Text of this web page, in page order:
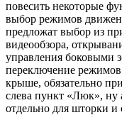
повесить некоторые
выбор режимов
предложат выбор из
видеообзора,
управления боковыми
переключение
крыше, обязательно
слева пункт «Люк», ну
отдельно для шторки и